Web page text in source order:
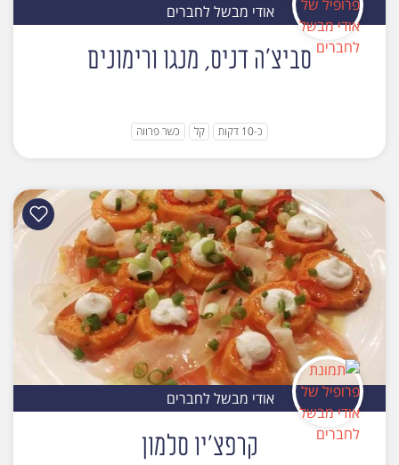
אודי מבשל לחברים
סביצ'ה דניס, מנגו ורימונים
כ-10 דקות קל כשר פרווה
אודי מבשל לחברים
קרפצ'יו סלמון